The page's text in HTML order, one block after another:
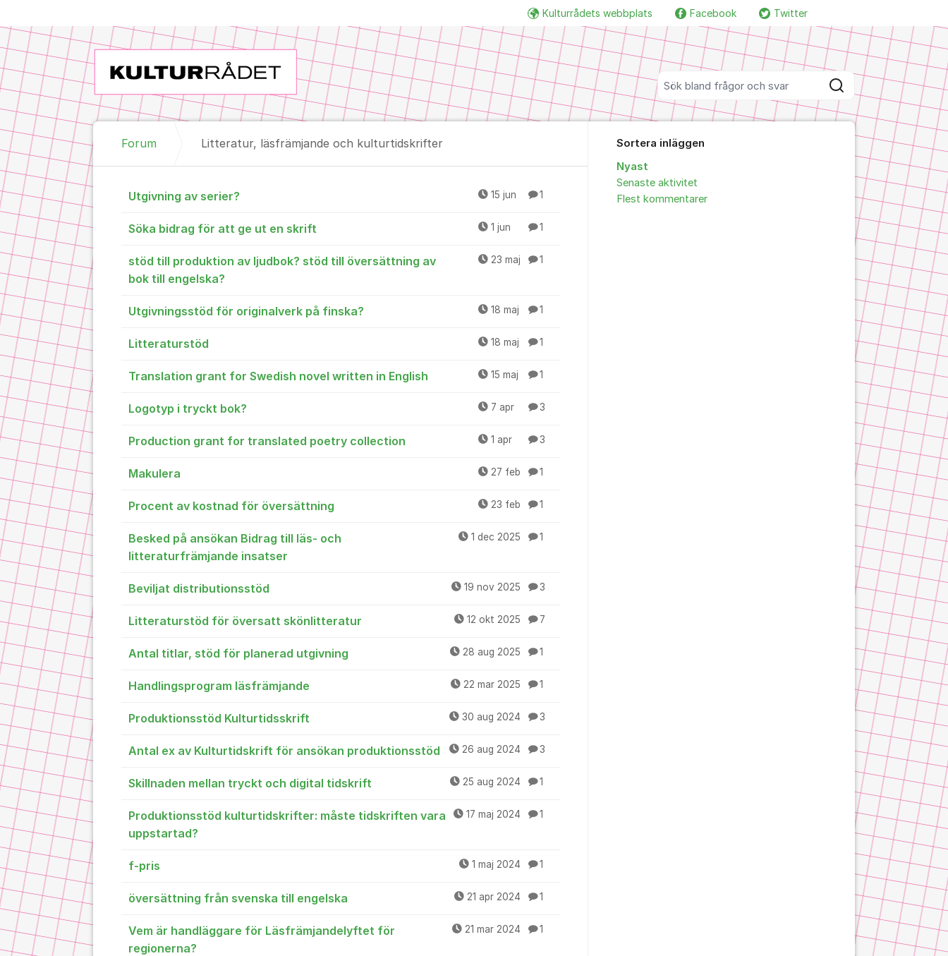
Sök bland alla inlägg
Sök
Kulturrådets webbplats Facebook TwitterFler supportlänkar
Forum Litteratur, läsfrämjande och kulturtidskrifter
Litteratur, läsfrämjande och kulturtidskrifter
Utgivning av serier? 15 jun 1
Söka bidrag för att ge ut en skrift 1 jun 1
stöd till produktion av ljudbok? stöd till översättning av
bok till engelska?
23 maj 1
Utgivningsstöd för originalverk på finska? 18 maj 1
Litteraturstöd 18 maj 1
Translation grant for Swedish novel written in English 15 maj 1
Logotyp i tryckt bok? 7 apr 3
Production grant for translated poetry collection 1 apr 3
Makulera 27 feb 1
Procent av kostnad för översättning 23 feb 1
Besked på ansökan Bidrag till läs- och
litteraturfrämjande insatser
1 dec 2025 1
Beviljat distributionsstöd 19 nov 2025 3
Litteraturstöd för översatt skönlitteratur 12 okt 2025 7
Antal titlar, stöd för planerad utgivning 28 aug 2025 1
Handlingsprogram läsfrämjande 22 mar 2025 1
Produktionsstöd Kulturtidsskrift 30 aug 2024 3
Antal ex av Kulturtidskrift för ansökan produktionsstöd 26 aug 2024 3
Skillnaden mellan tryckt och digital tidskrift 25 aug 2024 1
Produktionsstöd kulturtidskrifter: måste tidskriften vara
uppstartad?
17 maj 2024 1
f-pris 1 maj 2024 1
översättning från svenska till engelska 21 apr 2024 1
Vem är handläggare för Läsfrämjandelyftet för
regionerna?
21 mar 2024 1
Sortera inläggen
Nyast
Senaste aktivitet
Flest kommentarer